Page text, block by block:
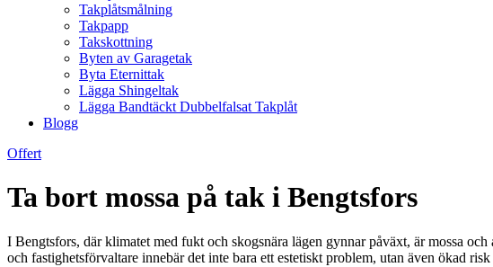
Takplåtsmålning
Takpapp
Takskottning
Byten av Garagetak
Byta Eternittak
Lägga Shingeltak
Lägga Bandtäckt Dubbelfalsat Takplåt
Blogg
Offert
Ta bort mossa på tak i Bengtsfors
I Bengtsfors, där klimatet med fukt och skogsnära lägen gynnar påväxt, är mossa
och fastighetsförvaltare innebär det inte bara ett estetiskt problem, utan även ökad